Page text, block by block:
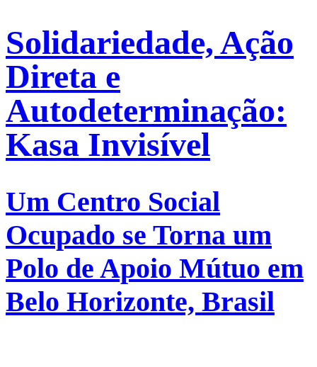
Solidariedade, Ação
Direta e
Autodeterminação:
Kasa Invisível
Um Centro Social
Ocupado se Torna um
Polo de Apoio Mútuo em
Belo Horizonte, Brasil